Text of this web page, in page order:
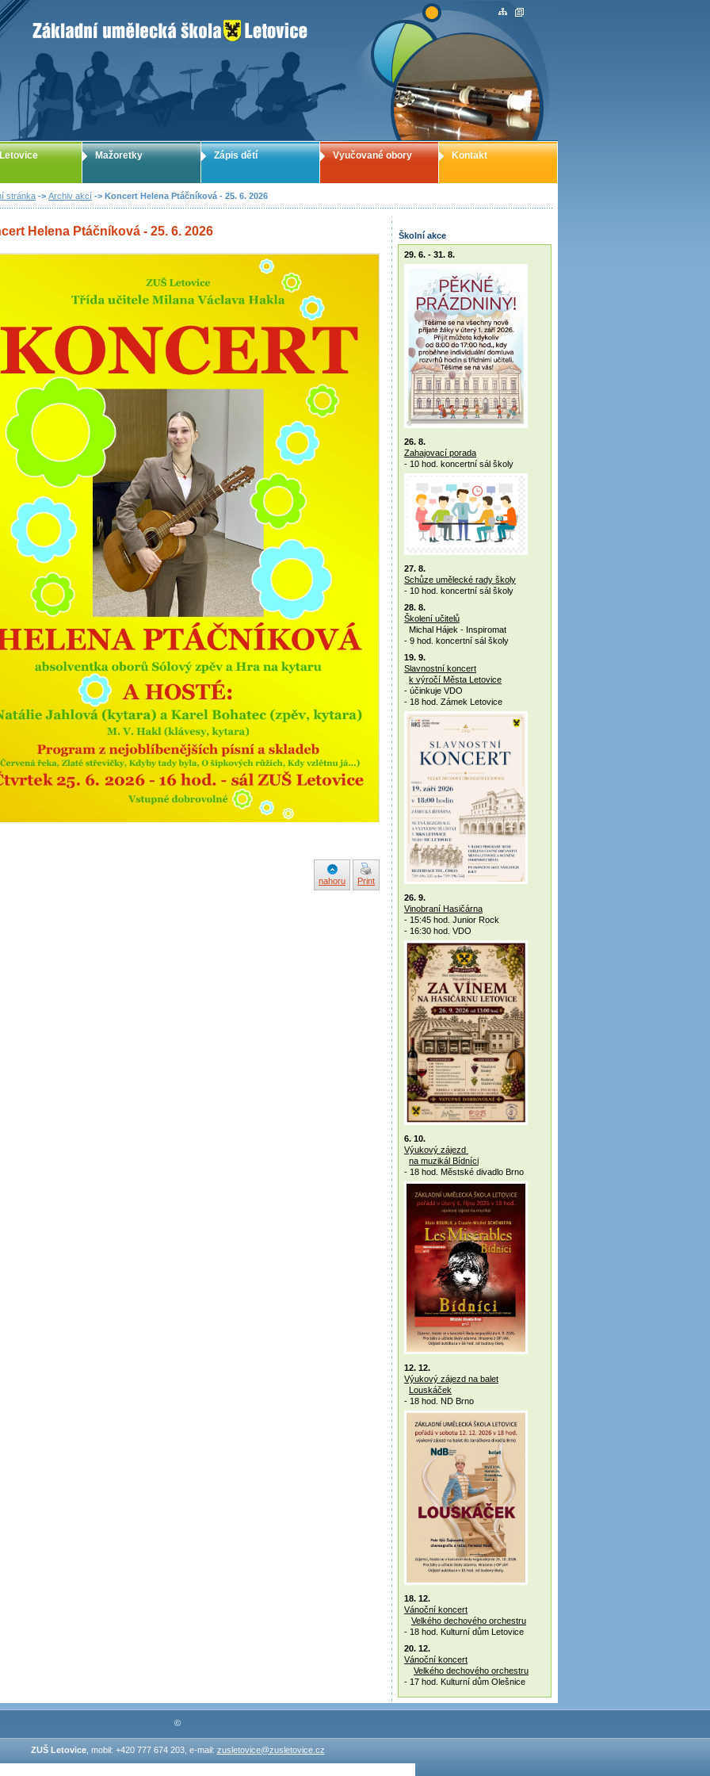
ZUŠ Letovice - Základní umělecká škola
stránka -> Archiv akcí -> Koncert Helena Ptáčníková - 25. 6. 2026
Helena Ptáčníková - 25. 6. 2026
nahoru Print
Školní akce
29. 6. - 31. 8.
26. 8.
Zahajovací porada
- 10 hod. koncertní sál školy
27. 8.
Schůze umělecké rady školy
- 10 hod. koncertní sál školy
28. 8.
Školení učitelů
Michal Hájek - Inspiromat
- 9 hod. koncertní sál školy
19. 9.
Slavnostní koncert
k výročí Města Letovice
- účinkuje VDO
- 18 hod. Zámek Letovice
26. 9.
Vinobraní Hasičárna
- 15:45 hod. Junior Rock
- 16:30 hod. VDO
6. 10.
Výukový zájezd
na muzikál Bídníci
- 18 hod. Městské divadlo Brno
12. 12.
Výukový zájezd na balet
Louskáček
- 18 hod. ND Brno
18. 12.
Vánoční koncert
Velkého dechového orchestru
- 18 hod. Kulturní dům Letovice
20. 12.
Vánoční koncert
Velkého dechového orchestru
- 17 hod. Kulturní dům Olešnice
Mažoretky Zápis dětí Vyučované obory Kontakt
©
ZUŠ Letovice, mobil: +420 777 674 203, e-mail: zusletovice@zusletovice.cz